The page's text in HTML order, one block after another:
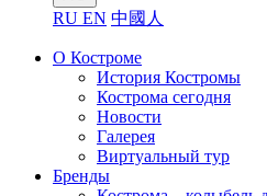
RU EN 中國人
О Костроме
История Костромы
Кострома сегодня
Новости
Галерея
Виртуальный тур
Бренды